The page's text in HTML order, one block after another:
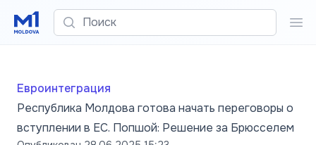
Поиск
Евроинтеграция
Республика Молдова готова начать переговоры о
вступлении в ЕС. Попшой: Решение за Брюсселем